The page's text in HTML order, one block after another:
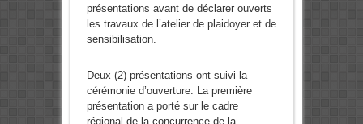
présentations avant de déclarer ouverts
les travaux de l’atelier de plaidoyer et de
sensibilisation.
Deux (2) présentations ont suivi la
cérémonie d’ouverture. La première
présentation a porté sur le cadre
régional de la concurrence de la